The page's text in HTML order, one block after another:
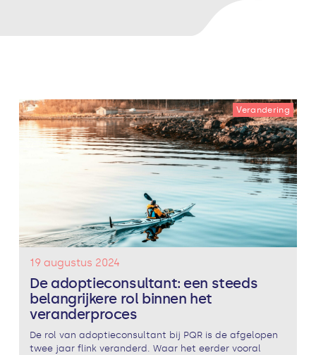
Verandering
19 augustus 2024
De adoptieconsultant: een steeds
belangrijkere rol binnen het
veranderproces
De rol van adoptieconsultant bij PQR is de afgelopen
twee jaar flink veranderd. Waar het eerder vooral